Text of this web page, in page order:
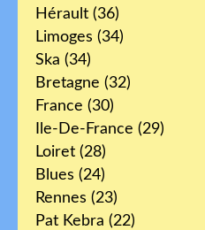
Hérault (36)
Limoges (34)
Ska (34)
Bretagne (32)
France (30)
Ile-De-France (29)
Loiret (28)
Blues (24)
Rennes (23)
Pat Kebra (22)